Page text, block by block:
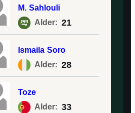
M. Sahlouli
Alder: 21
Ismaila Soro
Alder: 28
Toze
Alder: 33